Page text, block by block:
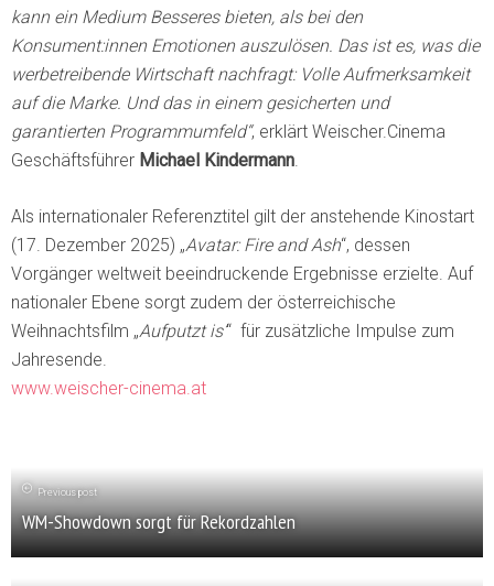
kann ein Medium Besseres bieten, als bei den
Konsument:innen Emotionen auszulösen. Das ist es, was die
werbetreibende Wirtschaft nachfragt: Volle Aufmerksamkeit
auf die Marke. Und das in einem gesicherten und
garantierten Programmumfeld“, erklärt Weischer.Cinema
Geschäftsführer Michael Kindermann.
Als internationaler Referenztitel gilt der anstehende Kinostart
(17. Dezember 2025) „Avatar: Fire and Ash“, dessen
Vorgänger weltweit beeindruckende Ergebnisse erzielte. Auf
nationaler Ebene sorgt zudem der österreichische
Weihnachtsfilm „Aufputzt is’“ für zusätzliche Impulse zum
Jahresende.
www.weischer-cinema.at
Previous post
WM-Showdown sorgt für Rekordzahlen